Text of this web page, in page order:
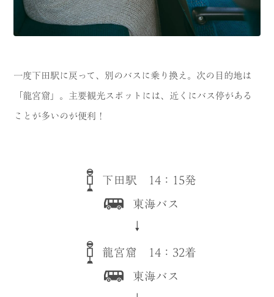
一度下田駅に戻って、別のバスに乗り換え。次の目的地は
「龍宮窟」。主要観光スポットには、近くにバス停がある
ことが多いのが便利！
下田駅 14：15発
東海バス
↓
龍宮窟 14：32着
東海バス